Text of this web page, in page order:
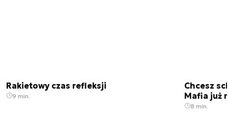
Rakietowy czas refleksji
9 min.
Chcesz
Mafia już
8 min.